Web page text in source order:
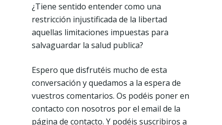
¿Tiene sentido entender como una
restricción injustificada de la libertad
aquellas limitaciones impuestas para
salvaguardar la salud publica?
Espero que disfrutéis mucho de esta
conversación y quedamos a la espera de
vuestros comentarios. Os podéis poner en
contacto con nosotros por el email de la
página de contacto. Y podéis suscribiros a